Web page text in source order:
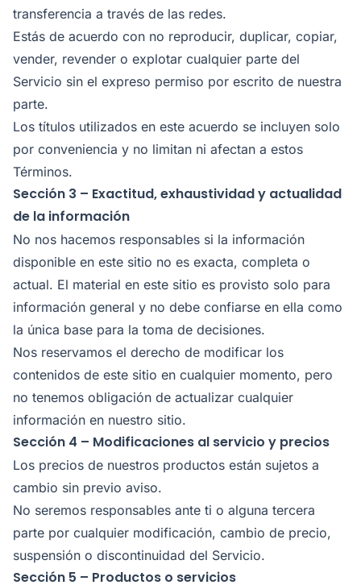
transferencia a través de las redes.
Estás de acuerdo con no reproducir, duplicar, copiar,
vender, revender o explotar cualquier parte del
Servicio sin el expreso permiso por escrito de nuestra
parte.
Los títulos utilizados en este acuerdo se incluyen solo
por conveniencia y no limitan ni afectan a estos
Términos.
Sección 3 – Exactitud, exhaustividad y actualidad
de la información
No nos hacemos responsables si la información
disponible en este sitio no es exacta, completa o
actual. El material en este sitio es provisto solo para
información general y no debe confiarse en ella como
la única base para la toma de decisiones.
Nos reservamos el derecho de modificar los
contenidos de este sitio en cualquier momento, pero
no tenemos obligación de actualizar cualquier
información en nuestro sitio.
Sección 4 – Modificaciones al servicio y precios
Los precios de nuestros productos están sujetos a
cambio sin previo aviso.
No seremos responsables ante ti o alguna tercera
parte por cualquier modificación, cambio de precio,
suspensión o discontinuidad del Servicio.
Sección 5 – Productos o servicios